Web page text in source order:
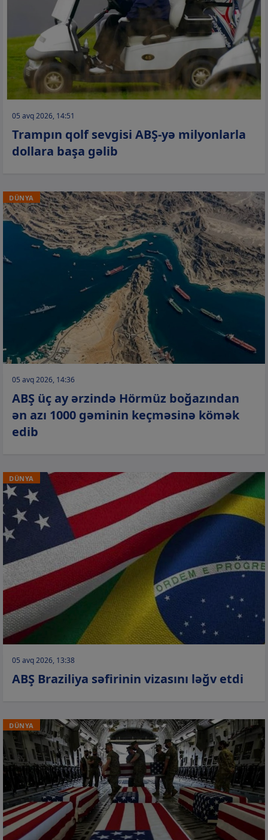
05 avq 2026, 14:51
Trampın qolf sevgisi ABŞ-yə milyonlarla
dollara başa gəlib
DÜNYA
05 avq 2026, 14:36
ABŞ üç ay ərzində Hörmüz boğazından
ən azı 1000 gəminin keçməsinə kömək
edib
DÜNYA
05 avq 2026, 13:38
ABŞ Braziliya səfirinin vizasını ləğv etdi
DÜNYA